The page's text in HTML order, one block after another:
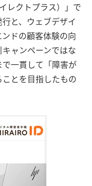
レクトプラス）」で
と、ウェブデザイ
ドの顧客体験の向
ャンペーンではな
一貫して「障害が
とを目指したもの